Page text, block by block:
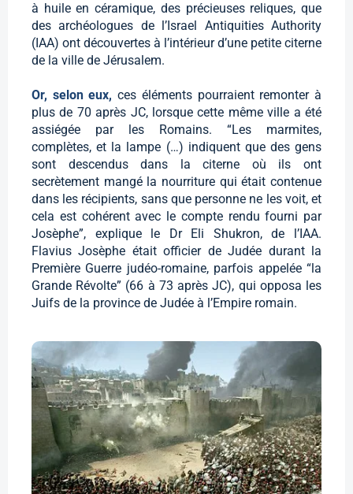
à huile en céramique, des précieuses reliques, que
des archéologues de l’Israel Antiquities Authority
(IAA) ont découvertes à l’intérieur d’une petite citerne
de la ville de Jérusalem.
Or, selon eux,ces éléments pourraient remonter à
plus de 70 après JC, lorsque cette même ville a été
assiégée par les Romains. “Les marmites,
complètes, et la lampe (…) indiquent que des gens
sont descendus dans la citerne où ils ont
secrètement mangé la nourriture qui était contenue
dans les récipients, sans que personne ne les voit, et
cela est cohérent avec le compte rendu fourni par
Josèphe”, explique le Dr Eli Shukron, de l’IAA.
Flavius Josèphe était officier de Judée durant la
Première Guerre judéo-romaine, parfois appelée “la
Grande Révolte” (66 à 73 après JC), qui opposa les
Juifs de la province de Judée à l’Empire romain.